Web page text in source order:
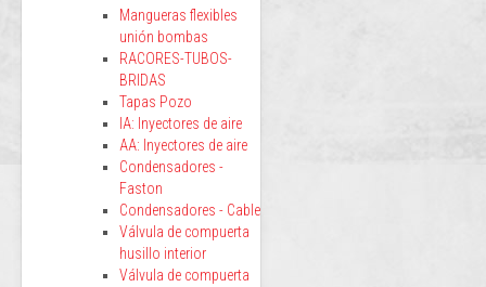
Mangueras flexibles
unión bombas
RACORES-TUBOS-
BRIDAS
Tapas Pozo
IA: Inyectores de aire
AA: Inyectores de aire
Condensadores -
Faston
Condensadores - Cable
Válvula de compuerta
husillo interior
Válvula de compuerta